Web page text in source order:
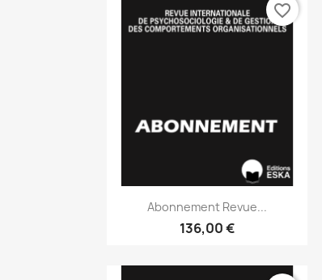
Aperçu rapide
Abonnement Revue...
136,00 €
favorite_border